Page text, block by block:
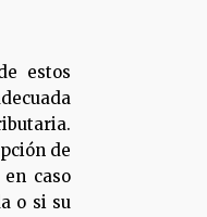
estos
de
caso
o si su